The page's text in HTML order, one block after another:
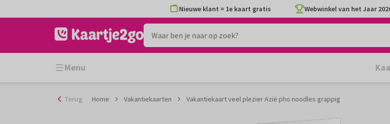
naar
Nieuwe klant = 1e kaart gratis Webwinkel van het Jaar
Menu
Terug Home Vakantiekaarten Vakantiekaart veel plezier Azië pho noodles grappig